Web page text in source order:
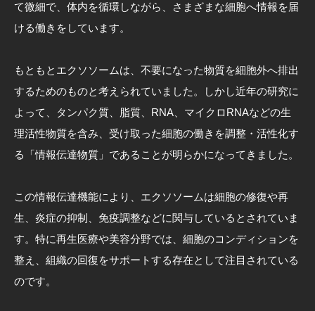
て微細で、体内を循環しながら、さまざまな細胞へ情報を届
ける働きをしています。
もともとエクソソームは、不要になった物質を細胞外へ排出
するためのものと考えられていました。しかし近年の研究に
よって、タンパク質、脂質、RNA、マイクロRNAなどの生
理活性物質を含み、受け取った細胞の働きを調整・活性化す
る「情報伝達物質」であることが明らかになってきました。
この情報伝達機能により、エクソソームは細胞の修復や再
生、炎症の抑制、免疫調整などに関与しているとされていま
す。特に再生医療や美容分野では、細胞のコンディションを
整え、組織の回復をサポートする存在として注目されている
のです。